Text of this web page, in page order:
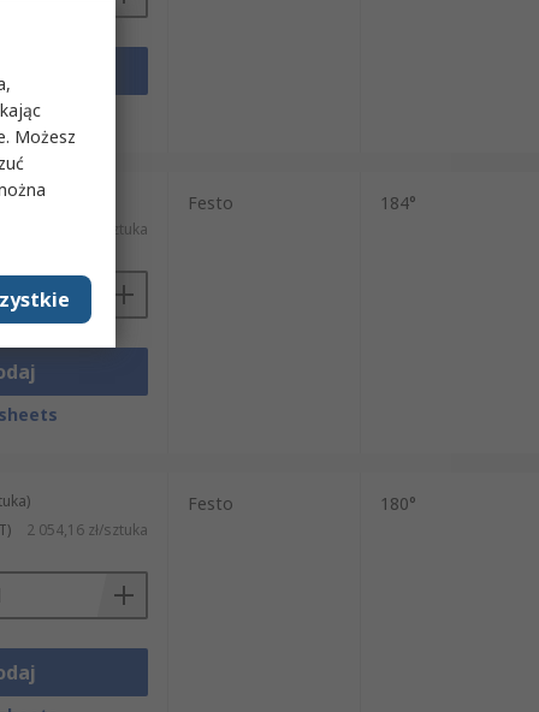
2 342,48 zł/sztuka
Festo 184°
2 054,16 zł/sztuka
Festo 180°
Możesz